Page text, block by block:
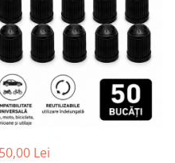
50,00 Lei